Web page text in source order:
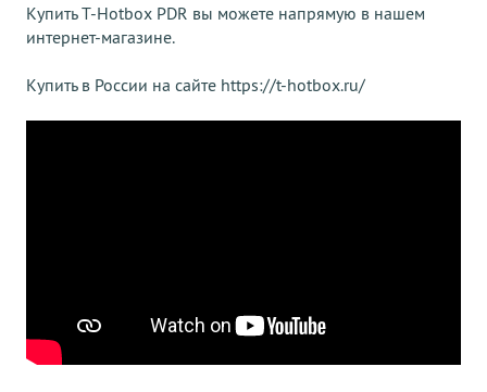
Купить T-Hotbox PDR вы можете напрямую в нашем
интернет-магазине.
Купить в России на сайте https://t-hotbox.ru/